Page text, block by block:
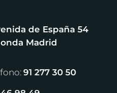
de España 54
Madrid
91 277 30 50